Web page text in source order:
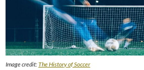
Image credit:The History of Soccer